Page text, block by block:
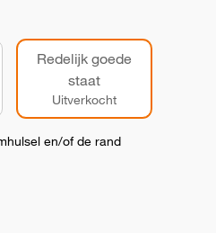
Redelijk goede
staat
Uitverkocht
en/of de rand